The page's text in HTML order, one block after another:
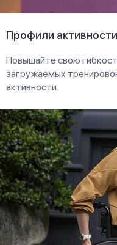
Профили активности
Повышайте свою
загружаемых
активности.